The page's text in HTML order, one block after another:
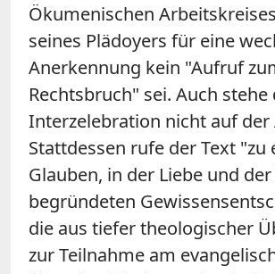
Ökumenischen
seines Plädoyers für eine
Anerkennung kein "Aufruf
Rechtsbruch" sei. Auch stehe
Interzelebration nicht auf der
Stattdessen rufe der Text "zu
Glauben, in der Liebe und
begründeten
die aus tiefer theologischer
zur Teilnahme am